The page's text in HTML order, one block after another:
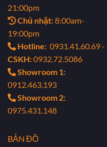
21:00pm
Chủ nhật:8:00am-
19:00pm
Hotline: 0931.41.60.69 -
CSKH:0932.72.5086
Showroom 1:
0912.463.193
Showroom 2:
0975.431.148
BẢN ĐỒ